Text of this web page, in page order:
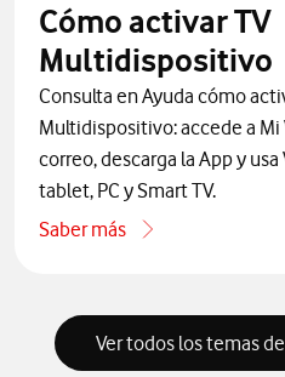
por teléfono
Cómo activar TV
Multidispositivo
Consulta en Ayuda cómo
Multidispositivo: accede a
correo, descarga la App y
tablet, PC y Smart TV.
Saber más
acerca de Cómo activar TV
Ver todos los temas